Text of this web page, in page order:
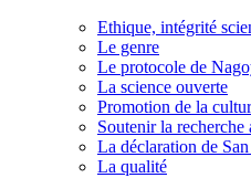
Ethique, intégrité
Le genre
Le protocole de
La science ouverte
Promotion de la
Soutenir la
La déclaration de
La qualité